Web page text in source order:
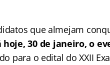
que almejam
30 de janeiro, o
para o edital do XXII